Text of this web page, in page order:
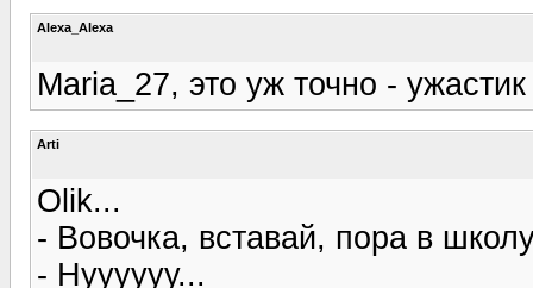
Alexa_Alexa
Maria_27, это уж точно -
Arti
Olik...
- Вовочка, вставай, пора в
- Нуууууу...